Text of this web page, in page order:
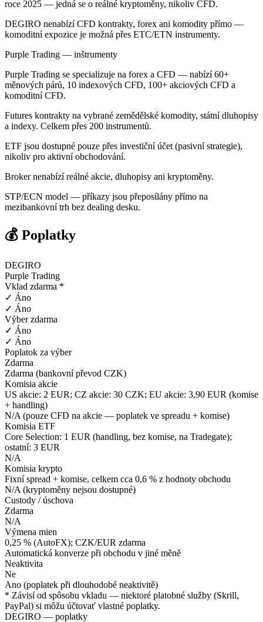
roce 2025 — jedná se o reálné kryptoměny, nikoliv CFD.
DEGIRO nenabízí CFD kontrakty, forex ani komodity přímo —
komoditní expozice je možná přes ETC/ETN instrumenty.
Purple Trading — inštrumenty
Purple Trading se specializuje na forex a CFD — nabízí 60+
měnových párů, 10 indexových CFD, 100+ akciových CFD a
komoditní CFD.
Futures kontrakty na vybrané zemědělské komodity, státní dluhopisy
a indexy. Celkem přes 200 instrumentů.
ETF jsou dostupné pouze přes investiční účet (pasivní strategie),
nikoliv pro aktivní obchodování.
Broker nenabízí reálné akcie, dluhopisy ani kryptoměny.
STP/ECN model — příkazy jsou přeposílány přímo na
mezibankovní trh bez dealing desku.
💰 Poplatky
DEGIRO
Purple Trading
Vklad zdarma *
✓ Áno
✓ Áno
Výber zdarma
✓ Áno
✓ Áno
Poplatok za výber
Zdarma
Zdarma (bankovní převod CZK)
Komisia akcie
US akcie: 2 EUR; CZ akcie: 30 CZK; EU akcie: 3,90 EUR (komise
+ handling)
N/A (pouze CFD na akcie — poplatek ve spreadu + komise)
Komisia ETF
Core Selection: 1 EUR (handling, bez komise, na Tradegate);
ostatní: 3 EUR
N/A
Komisia krypto
Fixní spread + komise, celkem cca 0,6 % z hodnoty obchodu
N/A (kryptoměny nejsou dostupné)
Custody / úschova
Zdarma
N/A
Výmena mien
0,25 % (AutoFX); CZK/EUR zdarma
Automatická konverze při obchodu v jiné měně
Neaktivita
Ne
Ano (poplatek při dlouhodobé neaktivitě)
* Závisí od spôsobu vkladu — niektoré platobné služby (Skrill,
PayPal) si môžu účtovať vlastné poplatky.
DEGIRO — poplatky